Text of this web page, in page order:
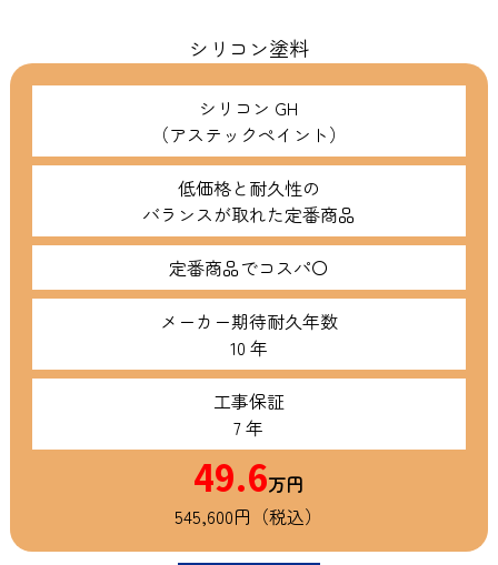
シリコン塗料
シリコン GH
（アステックペイント）
低価格と耐久性の
バランスが取れた定番商品
定番商品でコスパ〇
メーカー期待耐久年数
10 年
工事保証
7 年
49.6万円
545,600円（税込）